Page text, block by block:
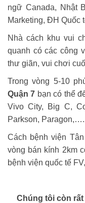
ngữ Canada, Nhật
Marketing, ĐH Quốc
Nhà cách khu vui
quanh có các công
thư giãn, vui chơi
Trong vòng 5-10
Quận 7 bạn có thể
Vivo City, Big C,
Parkson, Paragon,….
Cách bệnh viện
vòng bán kính 2km
bệnh viện quốc tế
Chúng tôi còn